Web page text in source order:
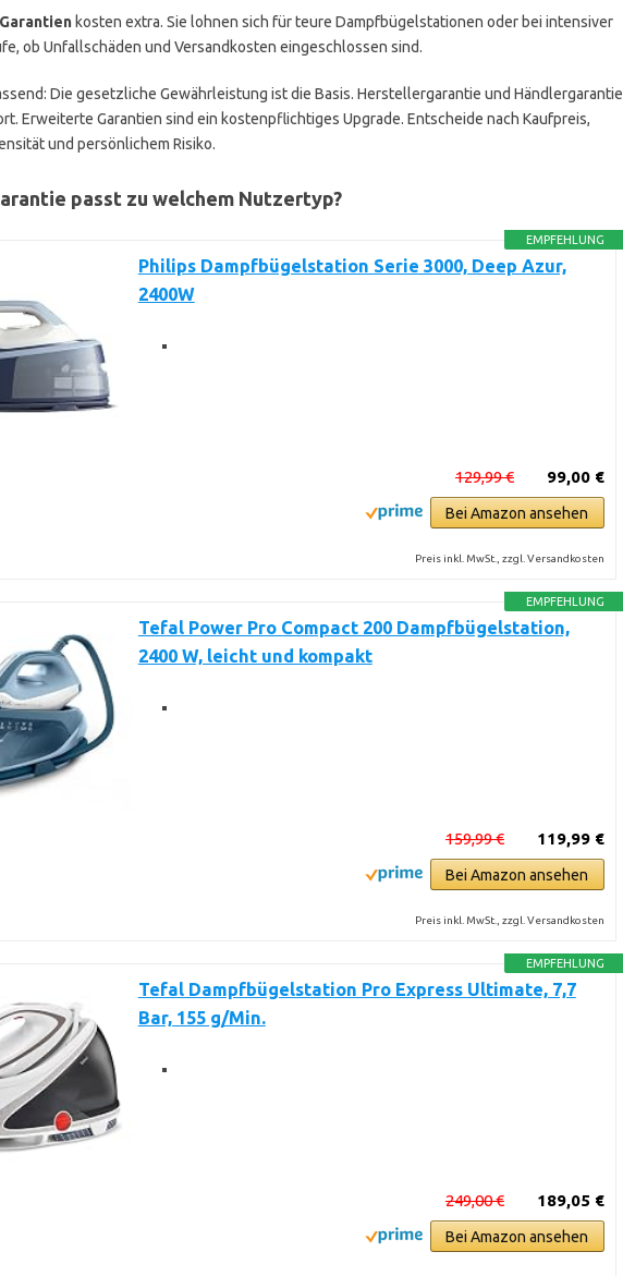
kosten extra. Sie lohnen sich für teure Dampfbügelstationen oder bei intensiver
ob Unfallschäden und Versandkosten eingeschlossen sind.
Die gesetzliche Gewährleistung ist die Basis. Herstellergarantie und Händlergarantie
Erweiterte Garantien sind ein kostenpflichtiges Upgrade. Entscheide nach Kaufpreis,
und persönlichem Risiko.
passt zu welchem Nutzertyp?
EMPFEHLUNG
Philips Dampfbügelstation Serie 3000, Deep Azur,
2400W
99,00 €
129,99 €
Bei Amazon ansehen
Preis inkl. MwSt., zzgl. Versandkosten
EMPFEHLUNG
Tefal Power Pro Compact 200 Dampfbügelstation,
2400 W, leicht und kompakt
119,99 €
159,99 €
Bei Amazon ansehen
Preis inkl. MwSt., zzgl. Versandkosten
EMPFEHLUNG
Tefal Dampfbügelstation Pro Express Ultimate, 7,7
Bar, 155 g/Min.
189,05 €
249,00 €
Bei Amazon ansehen